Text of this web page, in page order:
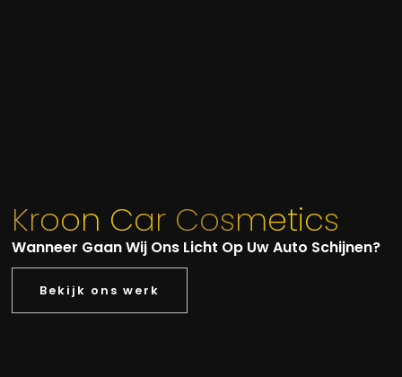
Kroon Car Cosmetics
Wanneer Gaan Wij Ons Licht Op Uw Auto Schijnen?
Bekijk ons werk